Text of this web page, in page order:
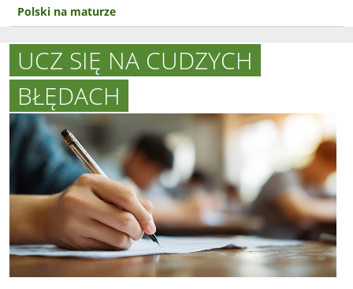
Polski na maturze
UCZ SIĘ NA CUDZYCH
BŁĘDACH